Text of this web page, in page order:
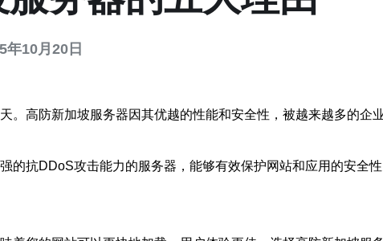
年10月20日
高防新加坡服务器因其优越的性能和安全性，被越来越多的企
抗DDoS攻击能力的服务器，能够有效保护网站和应用的安全